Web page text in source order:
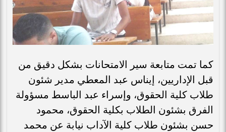
كما تمت متابعة سير الامتحانات بشكل دقيق من
قبل الإداريين، إيناس عبد المعطي مدير شئون
طلاب كلية الحقوق، وإسراء عبد الباسط مسؤولة
الفرق بشئون الطلاب بكلية الحقوق، محمود
حسن بشئون طلاب كلية الآداب نيابة عن محمد